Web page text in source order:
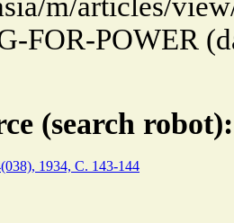
m/articles/
FOR-POWER
(search robot):
1934, C. 143-144